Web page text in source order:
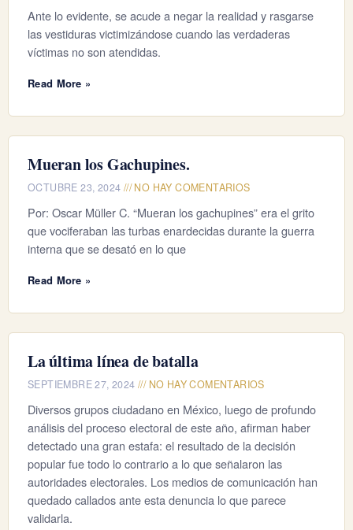
Ante lo evidente, se acude a negar la realidad y rasgarse
las vestiduras victimizándose cuando las verdaderas
víctimas no son atendidas.
Read More »
Mueran los Gachupines.
OCTUBRE 23, 2024 NO HAY COMENTARIOS
Por: Oscar Müller C. “Mueran los gachupines” era el grito
que vociferaban las turbas enardecidas durante la guerra
interna que se desató en lo que
Read More »
La última línea de batalla
SEPTIEMBRE 27, 2024 NO HAY COMENTARIOS
Diversos grupos ciudadano en México, luego de profundo
análisis del proceso electoral de este año, afirman haber
detectado una gran estafa: el resultado de la decisión
popular fue todo lo contrario a lo que señalaron las
autoridades electorales. Los medios de comunicación han
quedado callados ante esta denuncia lo que parece
validarla.